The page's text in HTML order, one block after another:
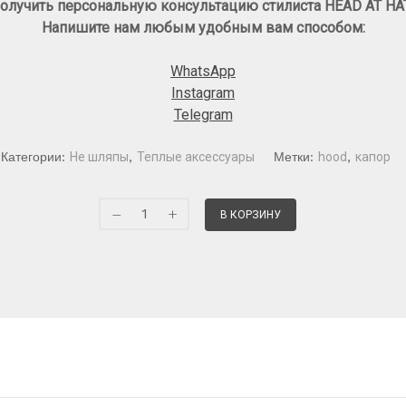
персональную консультацию стилиста HEAD AT
Напишите нам любым удобным вам способом:
WhatsApp
Instagram
Telegram
Категории: Не шляпы, Теплые аксессуары Метки: hood, капор
В КОРЗИНУ